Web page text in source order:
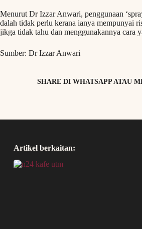
Menurut Dr Izzar Anwari, penggunaan
dalah tidak perlu kerana ianya mempunyai
jikga tidak tahu dan menggunakannya cara
Sumber: Dr Izzar Anwari
SHARE DI WHATSAPP ATAU
Artikel berkaitan: